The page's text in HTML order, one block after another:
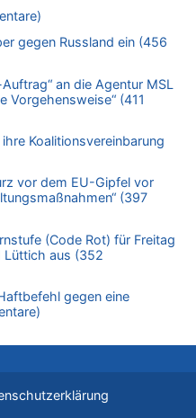
zu
so niedrig wie noch nie
so niedrig wie noch nie
niedergestochen
zu
niedergestochen
zu
so niedrig wie noch nie
City niedergestochen
zu
zu
gegen Russland ein (456
an die Agentur MSL
Vorgehensweise“ (411
Koalitionsvereinbarung
vor dem EU-Gipfel vor
(397
(Code Rot) für Freitag
Lüttich aus (352
gegen eine